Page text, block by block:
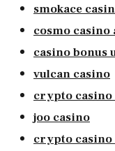
smokace
cosmo casino
casino bonus
vulcan casino
crypto
joo casino
crypto casino